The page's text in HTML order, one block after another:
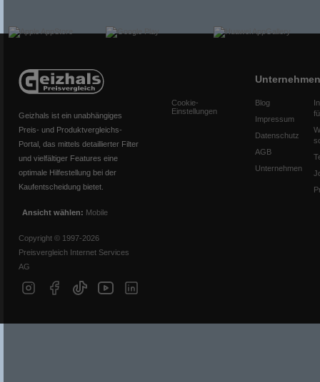
Geizhals ist ein unabhängiges
Preis- und Produktvergleichs-
Portal, das mittels detaillierter Filter
und vielfältiger Features eine
optimale Hilfestellung bei der
Kaufentscheidung bietet.
Ansicht wählen: Mobile
Copyright © 1997-2026
Preisvergleich Internet Services
AG
Cookie-
Einstellungen
Unternehmen
Blog
Impressum
Datenschutz
AGB
Unternehmen